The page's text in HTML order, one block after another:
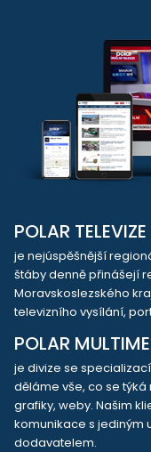
POLAR TELEVIZE
je nejúspěšnější
štáby denně přinášejí
Moravskoslezského
televizního vysílání,
POLAR
je divize se
děláme vše, co se
grafiky, weby. Našim
komunikace s jediným
dodavatelem.